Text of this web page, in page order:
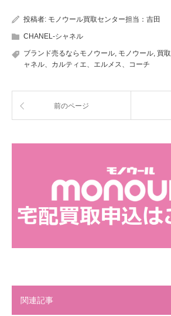
投稿者: モノウール買取センター担当：吉田
CHANEL-シャネル
ブランド売るならモノウール, モノウール, 買取
ャネル、カルティエ、エルメス、コーチ
前のページ
関連記事